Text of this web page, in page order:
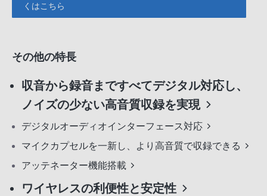
くはこちら
その他の特長
収音から録音まですべてデジタル対応し、
ノイズの少ない高音質収録を実現
デジタルオーディオインターフェース対応
マイクカプセルを一新し、より高音質で収録できる
アッテネーター機能搭載
ワイヤレスの利便性と安定性